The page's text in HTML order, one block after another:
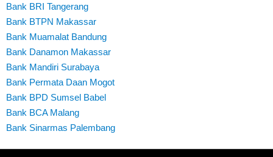
Bank BRI Tangerang
Bank BTPN Makassar
Bank Muamalat Bandung
Bank Danamon Makassar
Bank Mandiri Surabaya
Bank Permata Daan Mogot
Bank BPD Sumsel Babel
Bank BCA Malang
Bank Sinarmas Palembang